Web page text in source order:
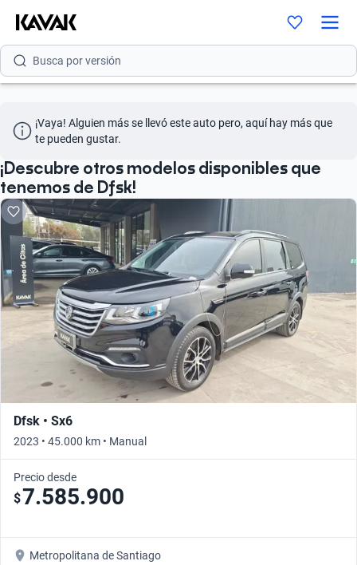
Busca por modelo
Busca por versión
Busca por marca
Busca por modelo
Busca por versión
Busca por año
¡Vaya! Alguien más se llevó este auto pero, aquí hay más que
te pueden gustar.
¡Descubre otros modelos disponibles que
tenemos de Dfsk!
Dfsk • Sx6
2023 • 45.000 km • Manual
Precio desde
$7.585.900
Metropolitana de Santiago